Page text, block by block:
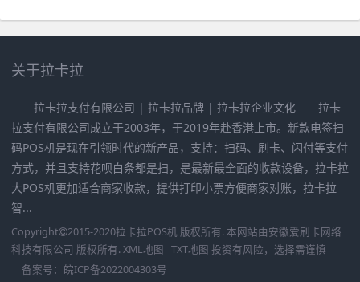
关于拉卡拉
拉卡拉支付有限公司 | 拉卡拉品牌 | 拉卡拉企业文化 拉卡
拉支付有限公司成立于2003年，于2019年赴香港上市。新款电签扫
码POS机是现在引领时代的新产品，支持：扫码、刷卡、闪付等支付
方式，并且支持花呗白条都是扫，是最新最全面的收款设备，拉卡拉
大POS机更加适合商家收款，提供打印小票方便商家对账，拉卡拉
智...
Copyright 2015-2020拉卡拉POS机 版权所有. 本网站由安徽爱刷卡网络
科技有限公司 版权所有. XML地图 TXT地图 投资有风险，选择需谨慎
备案号： 皖ICP备2022004303号